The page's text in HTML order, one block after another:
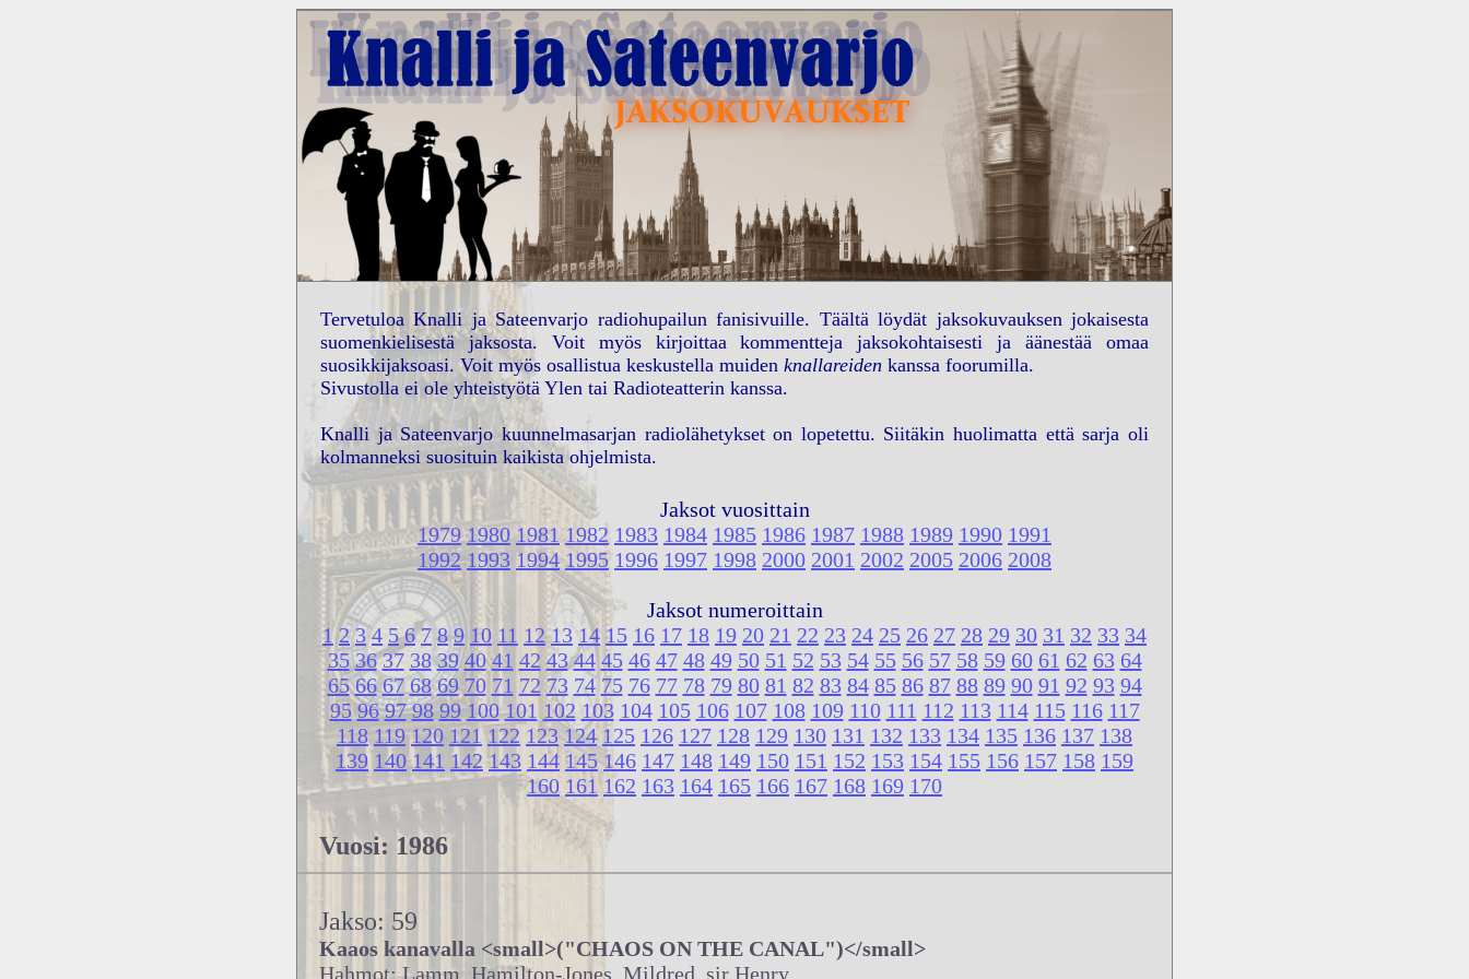
Tervetuloa Knalli ja Sateenvarjo radiohupailun fanisivuille. Täältä löydät jaksokuvauksen jokaisesta
suomenkielisestä jaksosta. Voit myös kirjoittaa kommentteja jaksokohtaisesti ja äänestää omaa
suosikkijaksoasi. Voit myös osallistua keskustella muiden knallareiden kanssa foorumilla.
Sivustolla ei ole yhteistyötä Ylen tai Radioteatterin kanssa.
Knalli ja Sateenvarjo kuunnelmasarjan radiolähetykset on lopetettu. Siitäkin huolimatta että sarja oli
kolmanneksi suosituin kaikista ohjelmista.
Jaksot vuosittain
1979 1980 1981 1982 1983 1984 1985 1986 1987 1988 1989 1990 1991
1992 1993 1994 1995 1996 1997 1998 2000 2001 2002 2005 2006 2008
Jaksot numeroittain
1 2 3 4 5 6 7 8 9 10 11 12 13 14 15 16 17 18 19 20 21 22 23 24 25 26 27 28 29 30 31 32 33 34
35 36 37 38 39 40 41 42 43 44 45 46 47 48 49 50 51 52 53 54 55 56 57 58 59 60 61 62 63 64
65 66 67 68 69 70 71 72 73 74 75 76 77 78 79 80 81 82 83 84 85 86 87 88 89 90 91 92 93 94
95 96 97 98 99 100 101 102 103 104 105 106 107 108 109 110 111 112 113 114 115 116 117
118 119 120 121 122 123 124 125 126 127 128 129 130 131 132 133 134 135 136 137 138
139 140 141 142 143 144 145 146 147 148 149 150 151 152 153 154 155 156 157 158 159
160 161 162 163 164 165 166 167 168 169 170
Vuosi: 1986
Jakso: 59
Kaaos kanavalla <small>("CHAOS ON THE CANAL")</small>
Hahmot: Lamm, Hamilton-Jones, Mildred, sir Henry